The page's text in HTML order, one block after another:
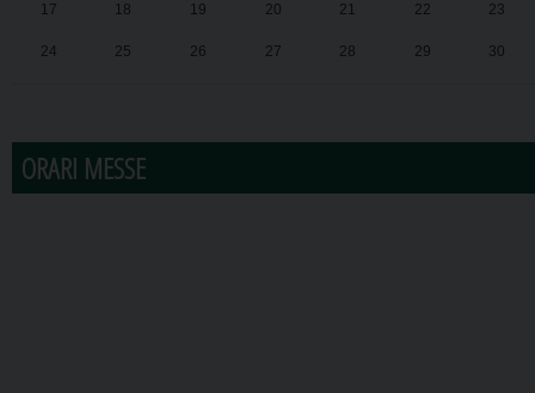
17 18 19 20 21 22 23
24 25 26 27 28 29 30
ORARI MESSE